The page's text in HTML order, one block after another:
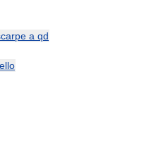
a qd